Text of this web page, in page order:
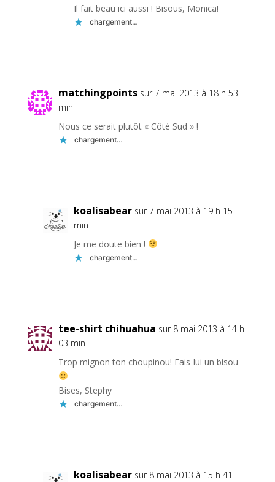
Il fait beau ici aussi ! Bisous, Monica!
chargement…
matchingpoints sur 7 mai 2013 à 18 h 53
min
Nous ce serait plutôt « Côté Sud » !
chargement…
koalisabear sur 7 mai 2013 à 19 h 15
min
Je me doute bien !
chargement…
tee-shirt chihuahua sur 8 mai 2013 à 14 h
03 min
Trop mignon ton choupinou! Fais-lui un bisou
Bises, Stephy
chargement…
koalisabear sur 8 mai 2013 à 15 h 41